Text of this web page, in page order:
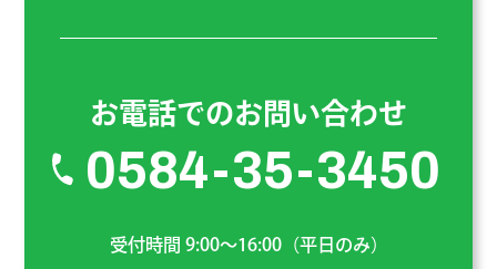
お電話でのお問い合わせ
0584-35-3450
受付時間 9:00～16:00（平日のみ）